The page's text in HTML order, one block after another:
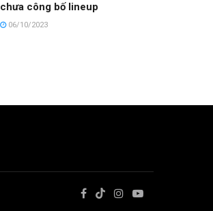
chưa công bố lineup
06/10/2023